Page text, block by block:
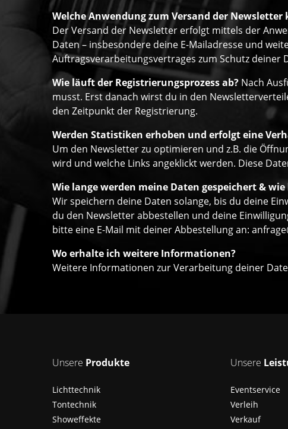
Welche Anwendung zum Versand der Newsletter
Der Versand der Newsletter erfolgt mittels der
Daten – insbesondere deine E-Mailadresse und
Auftragsverarbeitungsvertrages zum Schutz deiner
Wie läuft der Registrierungsprozess ab? Nach
musst. Erst danach wirst du in den
den Zeitpunkt der Registrierung.
Werden Statistiken erhoben und erfolgt eine
Um den Newsletter zu optimieren und z.B. die
wird und welche Links angeklickt werden. Diese
Wie lange werden meine Daten gespeichert &
Wir speichern deine Daten solange, bis du deine
du den Newsletter abbestellen und deine
bitte eine E-Mail mit deiner Abbestellung an:
Wo erhalte ich weitere Informationen?
Weitere Informationen zur Verarbeitung deiner
Unsere Produkte
Lichttechnik
Tontechnik
Showeffekte
Unsere
Eventservice
Verleih
Verkauf